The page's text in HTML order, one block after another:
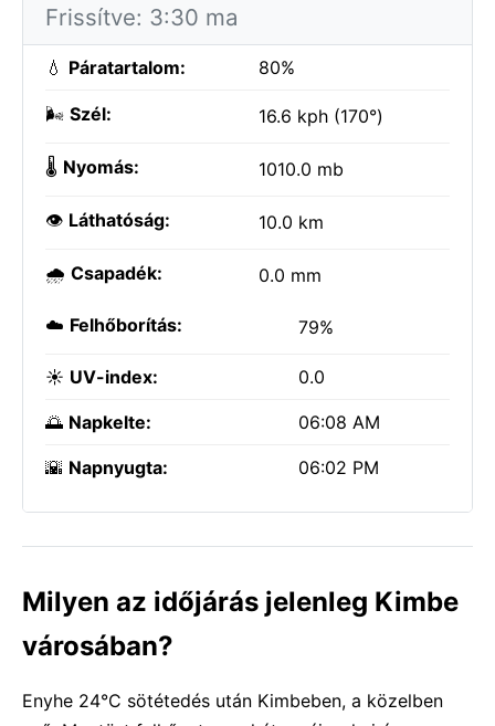
Frissítve: 3:30 ma
💧 Páratartalom: 80%
🌬️ Szél: 16.6 kph (170°)
🌡️ Nyomás: 1010.0 mb
👁️ Láthatóság: 10.0 km
🌧️ Csapadék: 0.0 mm
☁️ Felhőborítás: 79%
☀️ UV-index: 0.0
🌅 Napkelte: 06:08 AM
🌇 Napnyugta: 06:02 PM
Milyen az időjárás jelenleg Kimbe
városában?
Enyhe 24°C sötétedés után Kimbeben, a közelben